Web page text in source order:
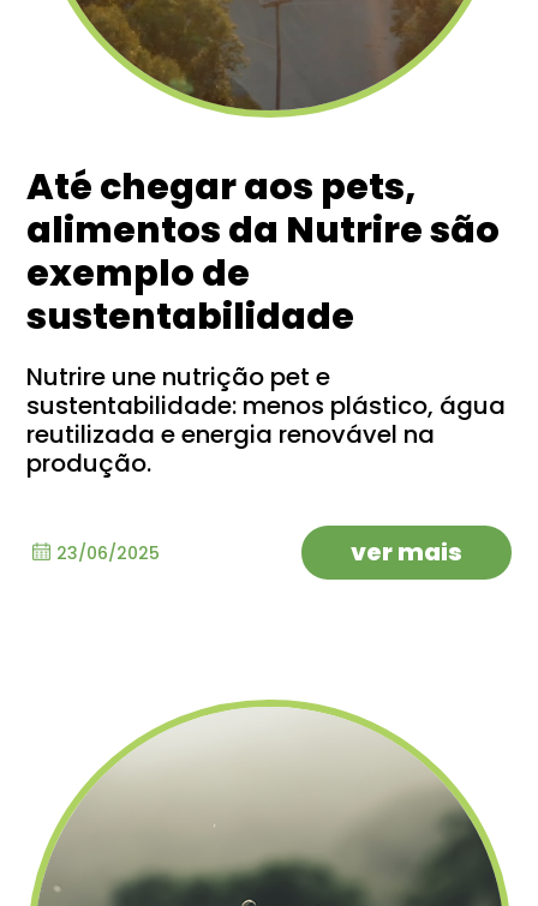
Até chegar aos pets,
alimentos da Nutrire são
exemplo de
sustentabilidade
Nutrire une nutrição pet e
sustentabilidade: menos plástico, água
reutilizada e energia renovável na
produção.
23/06/2025 ver mais